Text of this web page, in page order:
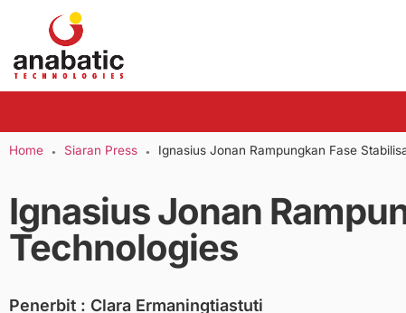
Home ● Siaran Press ● Ignasius Jonan Rampungkan Fase
Ignasius Jonan
Technologies
Penerbit : Clara Ermaningtiastuti